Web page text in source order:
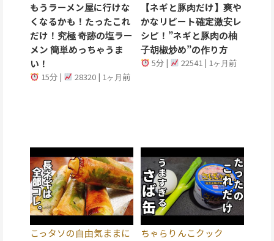
もうラーメン屋に行けな
くなるかも！たったこれ
だけ！究極 奇跡の塩ラー
メン 簡単めっちゃうま
い！
15分 | 28320 | 1ヶ月前
【ネギと豚肉だけ】爽や
かなリピート確定激安レ
シピ！”ネギと豚肉の柚
子胡椒炒め”の作り方
5分 | 22541 | 1ヶ月前
こっタソの自由気ままに
ちゃらりんこクック